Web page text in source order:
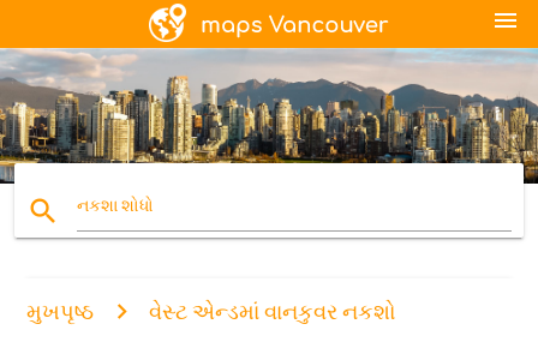
menu
search નકશા શોધો
મુખપૃષ્ઠ વેસ્ટ એન્ડમાં વાનકુવર નકશો